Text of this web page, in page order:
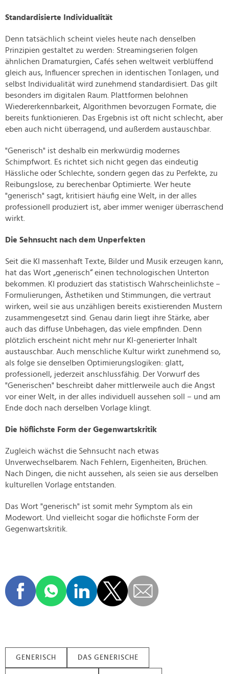
Standardisierte Individualität
Denn tatsächlich scheint vieles heute nach denselben
Prinzipien gestaltet zu werden: Streamingserien folgen
ähnlichen Dramaturgien, Cafés sehen weltweit verblüffend
gleich aus, Influencer sprechen in identischen Tonlagen, und
selbst Individualität wird zunehmend standardisiert. Das gilt
besonders im digitalen Raum. Plattformen belohnen
Wiedererkennbarkeit, Algorithmen bevorzugen Formate, die
bereits funktionieren. Das Ergebnis ist oft nicht schlecht, aber
eben auch nicht überragend, und außerdem austauschbar.
"Generisch" ist deshalb ein merkwürdig modernes
Schimpfwort. Es richtet sich nicht gegen das eindeutig
Hässliche oder Schlechte, sondern gegen das zu Perfekte, zu
Reibungslose, zu berechenbar Optimierte. Wer heute
"generisch" sagt, kritisiert häufig eine Welt, in der alles
professionell produziert ist, aber immer weniger überraschend
wirkt.
Die Sehnsucht nach dem Unperfekten
Seit die KI massenhaft Texte, Bilder und Musik erzeugen kann,
hat das Wort „generisch“ einen technologischen Unterton
bekommen. KI produziert das statistisch Wahrscheinlichste –
Formulierungen, Ästhetiken und Stimmungen, die vertraut
wirken, weil sie aus unzähligen bereits existierenden Mustern
zusammengesetzt sind. Genau darin liegt ihre Stärke, aber
auch das diffuse Unbehagen, das viele empfinden. Denn
plötzlich erscheint nicht mehr nur KI-generierter Inhalt
austauschbar. Auch menschliche Kultur wirkt zunehmend so,
als folge sie denselben Optimierungslogiken: glatt,
professionell, jederzeit anschlussfähig. Der Vorwurf des
"Generischen" beschreibt daher mittlerweile auch die Angst
vor einer Welt, in der alles individuell aussehen soll – und am
Ende doch nach derselben Vorlage klingt.
Die höflichste Form der Gegenwartskritik
Zugleich wächst die Sehnsucht nach etwas
Unverwechselbarem. Nach Fehlern, Eigenheiten, Brüchen.
Nach Dingen, die nicht aussehen, als seien sie aus derselben
kulturellen Vorlage entstanden.
Das Wort "generisch" ist somit mehr Symptom als ein
Modewort. Und vielleicht sogar die höflichste Form der
Gegenwartskritik.
GENERISCH DAS GENERISCHE